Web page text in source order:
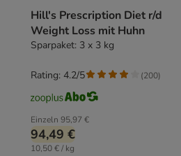
Hill's Prescription Diet r/d
Weight Loss mit Huhn
Sparpaket: 3 x 3 kg
Einzeln 95,97 €
94,49 €
10,50 € / kg
Rating: 4.2/5 (200)